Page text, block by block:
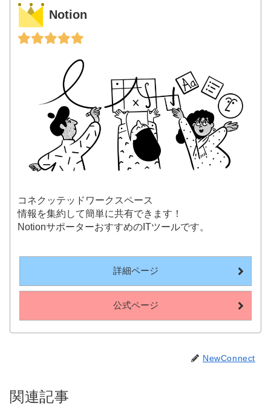
Notion
コネクッテッドワークスペース
情報を集約して簡単に共有できます！
NotionサポーターおすすめのITツールです。
詳細ページ
公式ページ
NewConnect
関連記事